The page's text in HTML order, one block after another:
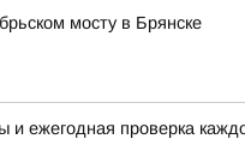
мосту в Брянске
и ежегодная проверка